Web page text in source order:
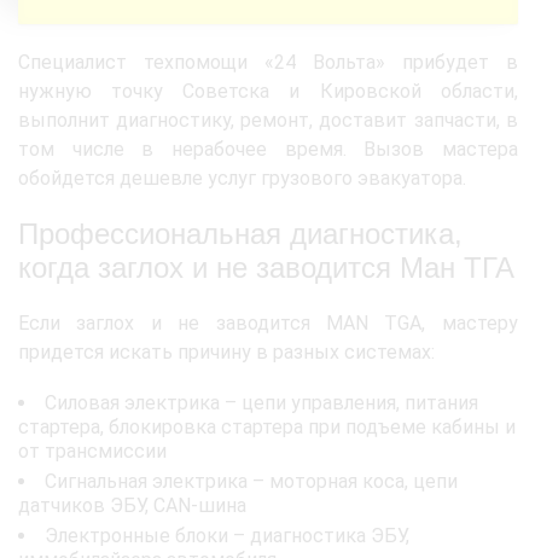
Специалист техпомощи «24 Вольта» прибудет в
нужную точку Советска и Кировской области,
выполнит диагностику, ремонт, доставит запчасти, в
том числе в нерабочее время. Вызов мастера
обойдется дешевле услуг грузового эвакуатора.
Профессиональная диагностика,
когда заглох и не заводится Ман ТГА
Если заглох и не заводится MAN TGA, мастеру
придется искать причину в разных системах:
Силовая электрика – цепи управления, питания
стартера, блокировка стартера при подъеме кабины и
от трансмиссии
Сигнальная электрика – моторная коса, цепи
датчиков ЭБУ, CAN-шина
Электронные блоки – диагностика ЭБУ,